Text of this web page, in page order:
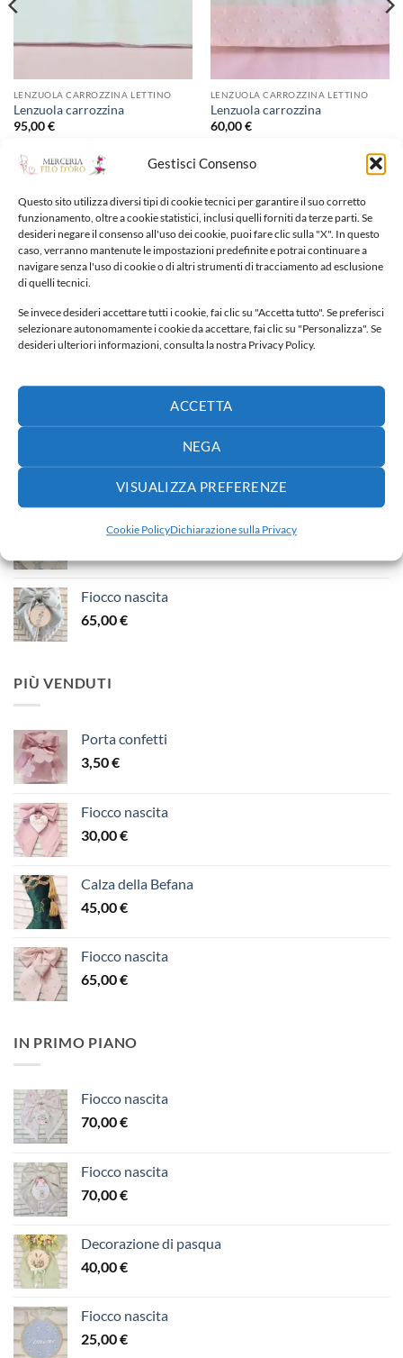
Gestisci Consenso
Questo sito utilizza diversi tipi di cookie tecnici per garantire il suo corretto
funzionamento, oltre a cookie statistici, inclusi quelli forniti da terze parti. Se
desideri negare il consenso all'uso dei cookie, puoi fare clic sulla "X". In questo
caso, verranno mantenute le impostazioni predefinite e potrai continuare a
navigare senza l'uso di cookie o di altri strumenti di tracciamento ad esclusione
di quelli tecnici.
Se invece desideri accettare tutti i cookie, fai clic su "Accetta tutto". Se preferisci
selezionare autonomamente i cookie da accettare, fai clic su "Personalizza". Se
desideri ulteriori informazioni, consulta la nostra Privacy Policy.
ACCETTA
NEGA
VISUALIZZA PREFERENZE
Cookie PolicyDichiarazione sulla Privacy
LENZUOLA CARROZZINA LETTINO
Lenzuola carrozzina
95,00€
Aggiungi alla lista dei
LENZUOLA CARROZZINA LETTINO
Lenzuola carrozzina
60,00€
Aggiungi alla lista dei
NUOVI ARRIVI
Fiocco nascita
Fiocco nascita
65,00€
PIÙ VENDUTI
Porta confetti
3,50€
Fiocco nascita
30,00€
Calza della Befana
45,00€
Fiocco nascita
65,00€
IN PRIMO PIANO
Fiocco nascita
70,00€
Fiocco nascita
70,00€
Decorazione di pasqua
40,00€
Fiocco nascita
25,00€